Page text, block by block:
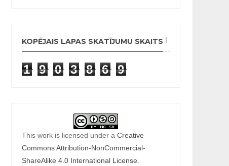
KOPĒJAIS LAPAS SKATĪJUMU SKAITS
1 9 0 3 8 6 9
This work is licensed under a Creative
Commons Attribution-NonCommercial-
ShareAlike 4.0 International License.